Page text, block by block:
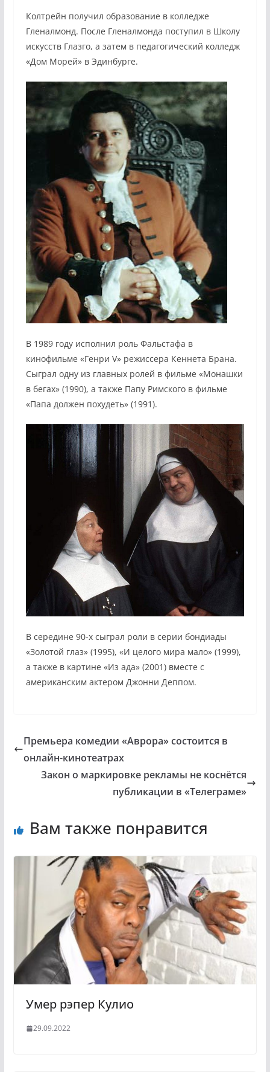
Колтрейн получил образование в колледже
Гленалмонд. После Гленалмонда поступил в Школу
искусств Глазго, а затем в педагогический колледж
«Дом Морей» в Эдинбурге.
В 1989 году исполнил роль Фальстафа в
кинофильме «Генри V» режиссера Кеннета Брана.
Сыграл одну из главных ролей в фильме «Монашки
в бегах» (1990), а также Папу Римского в фильме
«Папа должен похудеть» (1991).
В середине 90-х сыграл роли в серии бондиады
«Золотой глаз» (1995), «И целого мира мало» (1999),
а также в картине «Из ада» (2001) вместе с
американским актером Джонни Деппом.
Премьера комедии «Аврора» состоится в
онлайн-кинотеатрах
Закон о маркировке рекламы не коснётся
публикации в «Телеграме»
Вам также понравится
Умер рэпер Кулио
29.09.2022